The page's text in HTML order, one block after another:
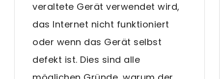
veraltete Gerät verwendet wird,
das Internet nicht funktioniert
oder wenn das Gerät selbst
defekt ist. Dies sind alle